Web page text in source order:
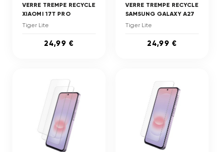
VERRE TREMPE RECYCLE
XIAOMI 17T PRO
Tiger Lite
24,99 €
VERRE TREMPE RECYCLE
SAMSUNG GALAXY A27
Tiger Lite
24,99 €